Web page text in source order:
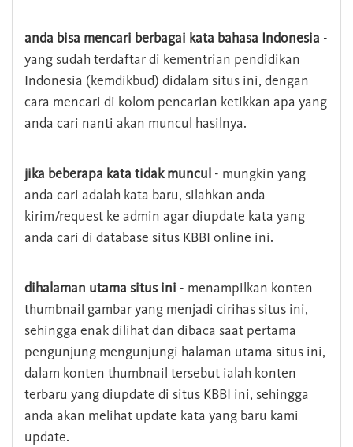
anda bisa mencari berbagai kata bahasa Indonesia -
yang sudah terdaftar di kementrian pendidikan
Indonesia (kemdikbud) didalam situs ini, dengan
cara mencari di kolom pencarian ketikkan apa yang
anda cari nanti akan muncul hasilnya.
jika beberapa kata tidak muncul - mungkin yang
anda cari adalah kata baru, silahkan anda
kirim/request ke admin agar diupdate kata yang
anda cari di database situs KBBI online ini.
dihalaman utama situs ini - menampilkan konten
thumbnail gambar yang menjadi cirihas situs ini,
sehingga enak dilihat dan dibaca saat pertama
pengunjung mengunjungi halaman utama situs ini,
dalam konten thumbnail tersebut ialah konten
terbaru yang diupdate di situs KBBI ini, sehingga
anda akan melihat update kata yang baru kami
update.